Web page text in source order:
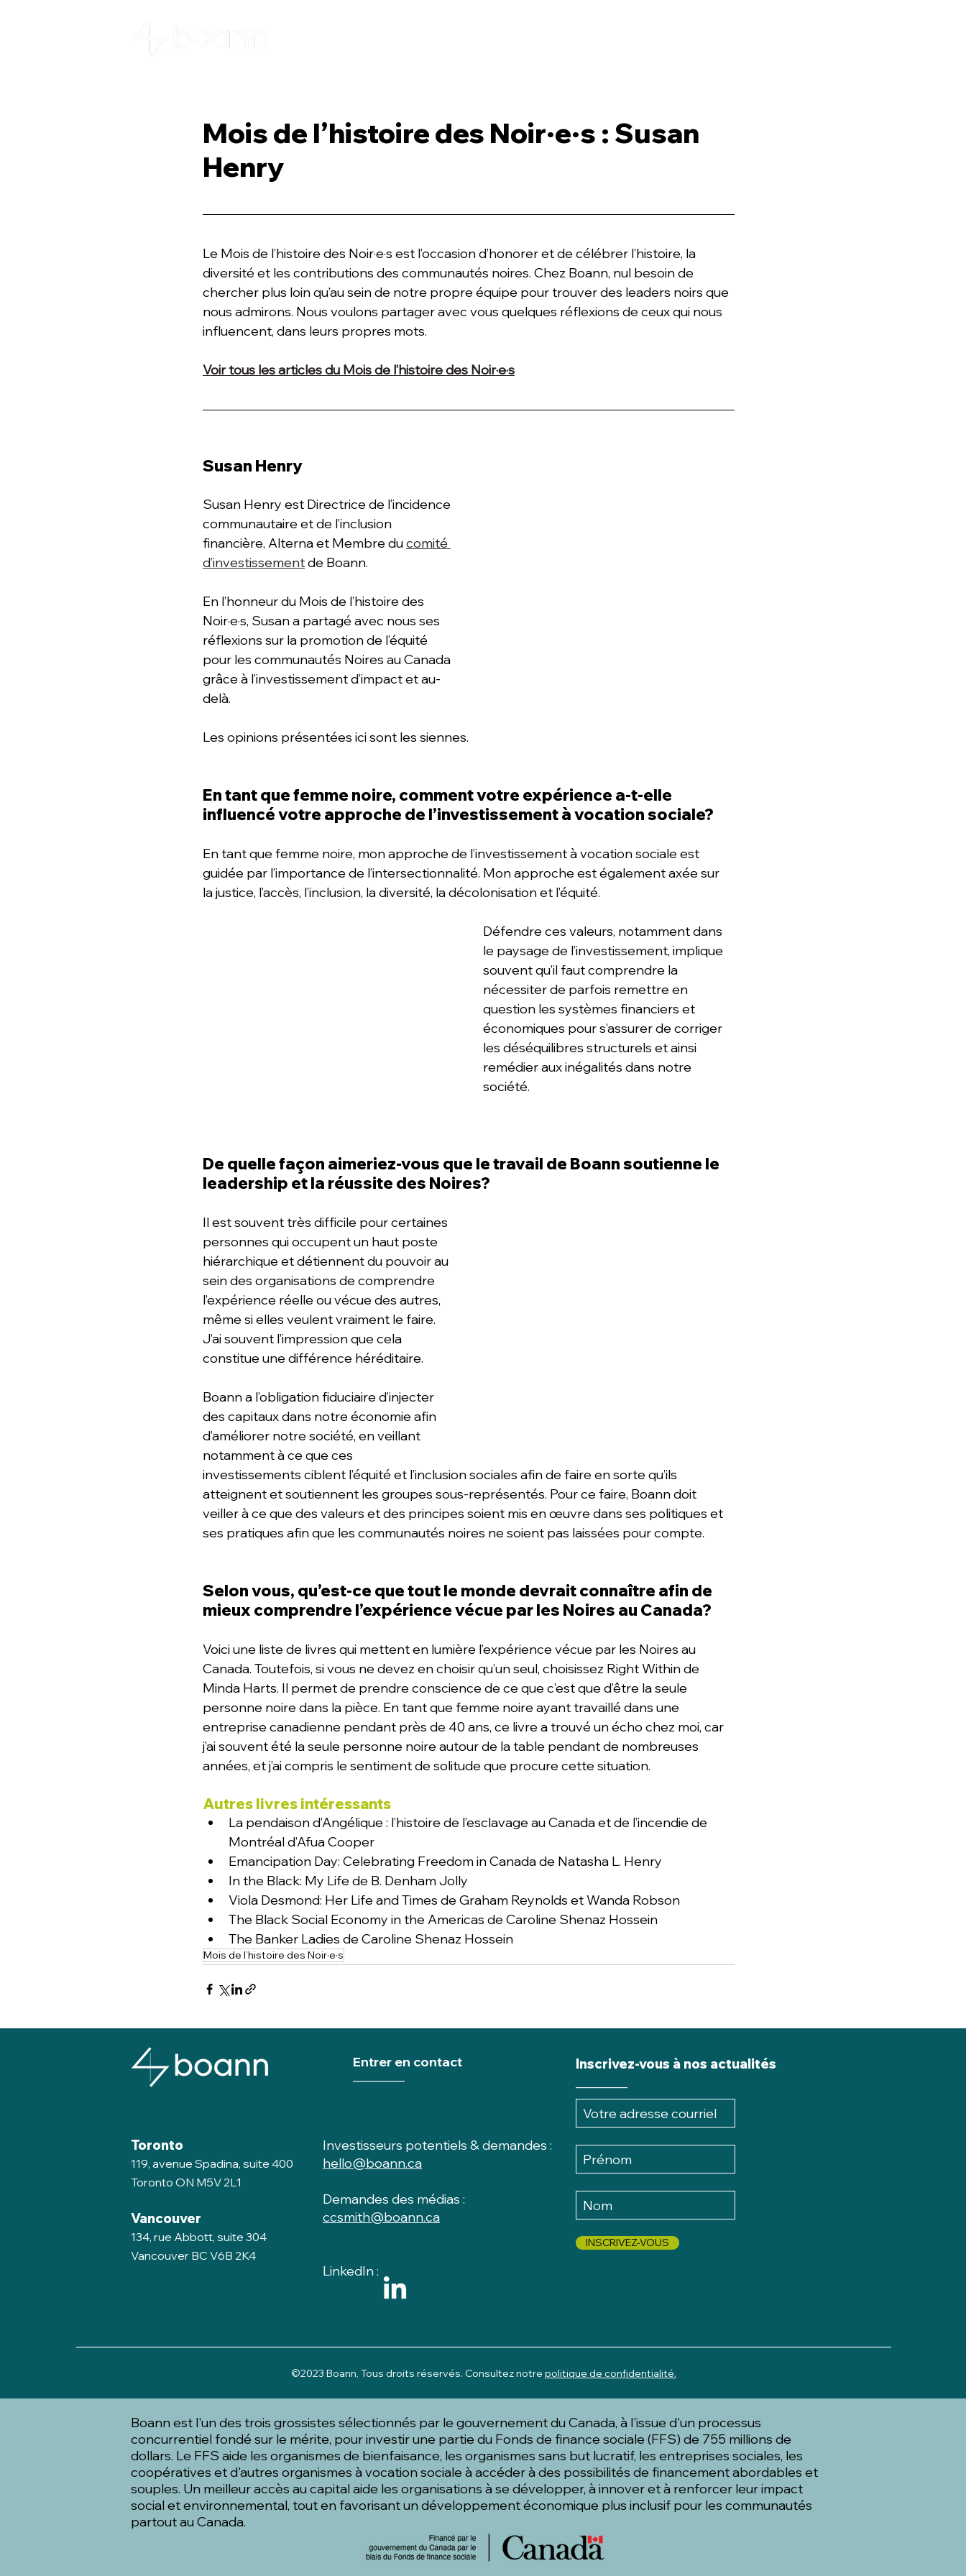
Mois de l’histoire des Noir·e·s : Susan
Henry
Le Mois de l’histoire des Noir·e·s est l’occasion d’honorer et de célébrer l’histoire, la
diversité et les contributions des communautés noires. Chez Boann, nul besoin de
chercher plus loin qu’au sein de notre propre équipe pour trouver des leaders noirs que
nous admirons. Nous voulons partager avec vous quelques réflexions de ceux qui nous
influencent, dans leurs propres mots.
Voir tous les articles du Mois de l’histoire des Noir·e·s
Susan Henry
Susan Henry est Directrice de l’incidence
communautaire et de l’inclusion
financière, Alterna et Membre du comité
d’investissement de Boann.
En l’honneur du Mois de l’histoire des
Noir·e·s, Susan a partagé avec nous ses
réflexions sur la promotion de l’équité
pour les communautés Noires au Canada
grâce à l’investissement d’impact et au-
delà.
Les opinions présentées ici sont les siennes.
En tant que femme noire, comment votre expérience a-t-elle
influencé votre approche de l’investissement à vocation sociale?
En tant que femme noire, mon approche de l’investissement à vocation sociale est
guidée par l’importance de l’intersectionnalité. Mon approche est également axée sur
la justice, l’accès, l’inclusion, la diversité, la décolonisation et l’équité.
Défendre ces valeurs, notamment dans
le paysage de l’investissement, implique
souvent qu’il faut comprendre la
nécessiter de parfois remettre en
question les systèmes financiers et
économiques pour s’assurer de corriger
les déséquilibres structurels et ainsi
remédier aux inégalités dans notre
société.
De quelle façon aimeriez-vous que le travail de Boann soutienne le
leadership et la réussite des Noires?
Il est souvent très difficile pour certaines
personnes qui occupent un haut poste
hiérarchique et détiennent du pouvoir au
sein des organisations de comprendre
l’expérience réelle ou vécue des autres,
même si elles veulent vraiment le faire.
J’ai souvent l’impression que cela
constitue une différence héréditaire.
Boann a l’obligation fiduciaire d’injecter
des capitaux dans notre économie afin
d’améliorer notre société, en veillant
notamment à ce que ces
investissements ciblent l’équité et l’inclusion sociales afin de faire en sorte qu’ils
atteignent et soutiennent les groupes sous-représentés. Pour ce faire, Boann doit
veiller à ce que des valeurs et des principes soient mis en œuvre dans ses politiques et
ses pratiques afin que les communautés noires ne soient pas laissées pour compte.
Selon vous, qu’est-ce que tout le monde devrait connaître afin de
mieux comprendre l’expérience vécue par les Noires au Canada?
Voici une liste de livres qui mettent en lumière l’expérience vécue par les Noires au
Canada. Toutefois, si vous ne devez en choisir qu’un seul, choisissez Right Within de
Minda Harts. Il permet de prendre conscience de ce que c’est que d’être la seule
personne noire dans la pièce. En tant que femme noire ayant travaillé dans une
entreprise canadienne pendant près de 40 ans, ce livre a trouvé un écho chez moi, car
j’ai souvent été la seule personne noire autour de la table pendant de nombreuses
années, et j’ai compris le sentiment de solitude que procure cette situation.
Autres livres intéressants
La pendaison d’Angélique : l’histoire de l’esclavage au Canada et de l’incendie de
Montréal d’Afua Cooper
Emancipation Day: Celebrating Freedom in Canada de Natasha L. Henry
In the Black: My Life de B. Denham Jolly
Viola Desmond: Her Life and Times de Graham Reynolds et Wanda Robson
The Black Social Economy in the Americas de Caroline Shenaz Hossein
The Banker Ladies de Caroline Shenaz Hossein
Mois de l’histoire des Noir·e·s
Toronto
119, avenue Spadina, suite 400
Toronto ON M5V 2L1
Vancouver
134, rue Abbott, suite 304
Vancouver BC V6B 2K4
Entrer en contact
Investisseurs potentiels & demandes :
hello@boann.ca
Demandes des médias :
ccsmith@boann.ca
LinkedIn :
Inscrivez-vous à nos actualités
INSCRIVEZ-VOUS
©2023 Boann, Tous droits réservés. Consultez notre politique de confidentialité.
Boann est l'un des trois grossistes sélectionnés par le gouvernement du Canada, à l'issue d'un processus
concurrentiel fondé sur le mérite, pour investir une partie du Fonds de finance sociale (FFS) de 755 millions de
dollars. Le FFS aide les organismes de bienfaisance, les organismes sans but lucratif, les entreprises sociales, les
coopératives et d'autres organismes à vocation sociale à accéder à des possibilités de financement abordables et
souples. Un meilleur accès au capital aide les organisations à se développer, à innover et à renforcer leur impact
social et environnemental, tout en favorisant un développement économique plus inclusif pour les communautés
partout au Canada.